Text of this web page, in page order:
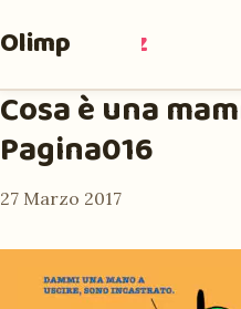
Olimpia Ruiz
Cosa è una
Pagina016
27 Marzo 2017